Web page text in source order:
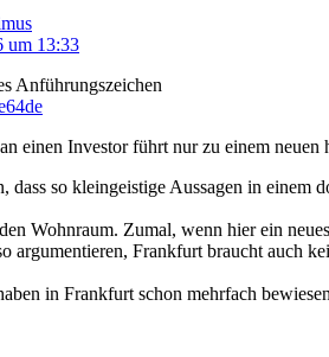
um 13:33
einen Investor führt nur zu einem
dass so kleingeistige Aussagen in einem
Wohnraum. Zumal, wenn hier ein
argumentieren, Frankfurt braucht auch
in Frankfurt schon mehrfach